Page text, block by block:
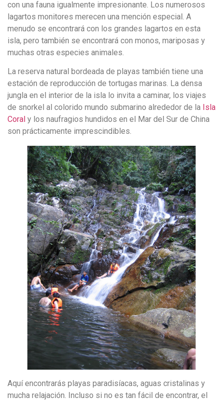
con una fauna igualmente impresionante. Los numerosos
lagartos monitores merecen una mención especial. A
menudo se encontrará con los grandes lagartos en esta
isla, pero también se encontrará con monos, mariposas y
muchas otras especies animales.
La reserva natural bordeada de playas también tiene una
estación de reproducción de tortugas marinas. La densa
jungla en el interior de la isla lo invita a caminar, los viajes
de snorkel al colorido mundo submarino alrededor de la Isla
Coral y los naufragios hundidos en el Mar del Sur de China
son prácticamente imprescindibles.
Aquí encontrarás playas paradisíacas, aguas cristalinas y
mucha relajación. Incluso si no es tan fácil de encontrar, el